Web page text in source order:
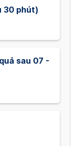
30 phút)
sau 07 -